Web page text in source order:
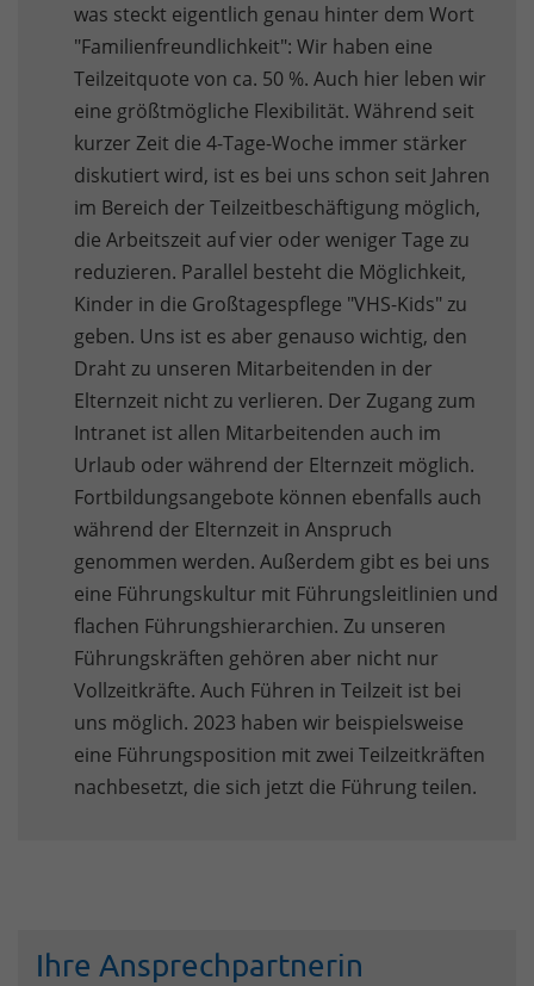
was steckt eigentlich genau hinter dem Wort
"Familienfreundlichkeit": Wir haben eine
Teilzeitquote von ca. 50 %. Auch hier leben wir
eine größtmögliche Flexibilität. Während seit
kurzer Zeit die 4-Tage-Woche immer stärker
diskutiert wird, ist es bei uns schon seit Jahren
im Bereich der Teilzeitbeschäftigung möglich,
die Arbeitszeit auf vier oder weniger Tage zu
reduzieren. Parallel besteht die Möglichkeit,
Kinder in die Großtagespflege "VHS-Kids" zu
geben. Uns ist es aber genauso wichtig, den
Draht zu unseren Mitarbeitenden in der
Elternzeit nicht zu verlieren. Der Zugang zum
Intranet ist allen Mitarbeitenden auch im
Urlaub oder während der Elternzeit möglich.
Fortbildungsangebote können ebenfalls auch
während der Elternzeit in Anspruch
genommen werden. Außerdem gibt es bei uns
eine Führungskultur mit Führungsleitlinien und
flachen Führungshierarchien. Zu unseren
Führungskräften gehören aber nicht nur
Vollzeitkräfte. Auch Führen in Teilzeit ist bei
uns möglich. 2023 haben wir beispielsweise
eine Führungsposition mit zwei Teilzeitkräften
nachbesetzt, die sich jetzt die Führung teilen.
Ihre Ansprechpartnerin